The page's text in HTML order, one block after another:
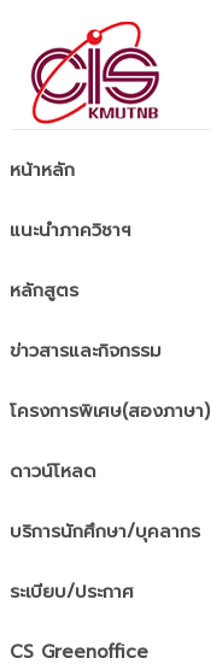
หน้าหลัก
แนะนำภาควิชาฯ
หลักสูตร
ข่าวสารและกิจกรรม
โครงการพิเศษ(สองภาษา)
ดาวน์โหลด
บริการนักศึกษา/บุคลากร
ระเบียบ/ประกาศ
CS Greenoffice